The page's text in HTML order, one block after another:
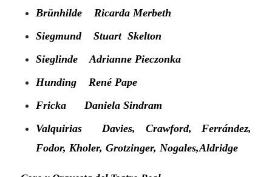
Brünhilde Ricarda Merbeth
Siegmund
Stuart Skelton
Sieglinde Adrianne Pieczonka
Hunding René Pape
Fricka Daniela Sindram
Valquirias Davies, Crawford, Ferrández,
Fodor, Kholer, Grotzinger, Nogales,Aldridge